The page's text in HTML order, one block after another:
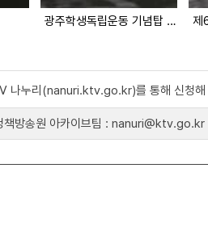
광주학생독립운동 기념탑 제막 제
나누리(nanuri.ktv.go.kr)를 통해 신청해
책방송원 아카이브팀 : nanuri@ktv.go.kr